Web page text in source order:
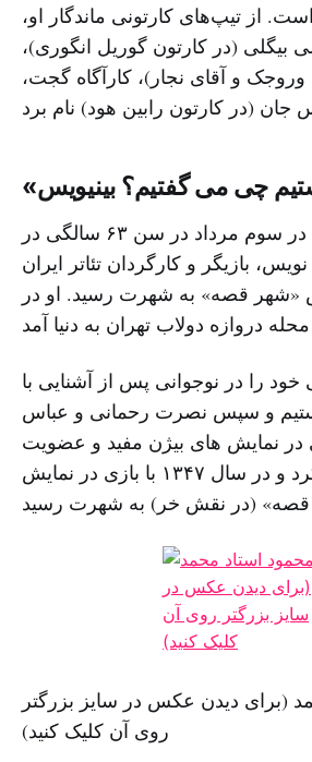
از تیپ‌های کارتونی ماندگار او،
بیگلی (در کارتون گوریل انگوری)،
و آقای نجار)، کارآگاه گجت،
محمود استادمحمد در سوم مرداد در سن ۶۳ سالگی در
بازیگر و کارگردان تئاتر ایران
«شهر قصه» به شهرت رسید. او در
را در نوجوانی پس از آشنایی با
و سپس نصرت رحمانی و عباس
در نمایش های بیژن مفید و عضویت
در آتیله تئاتر آغاز کرد و در سال ۱۳۴۷ با بازی در نمایش
(برای دیدن عکس در سایز بزرگتر
روی آن کلیک کنید)